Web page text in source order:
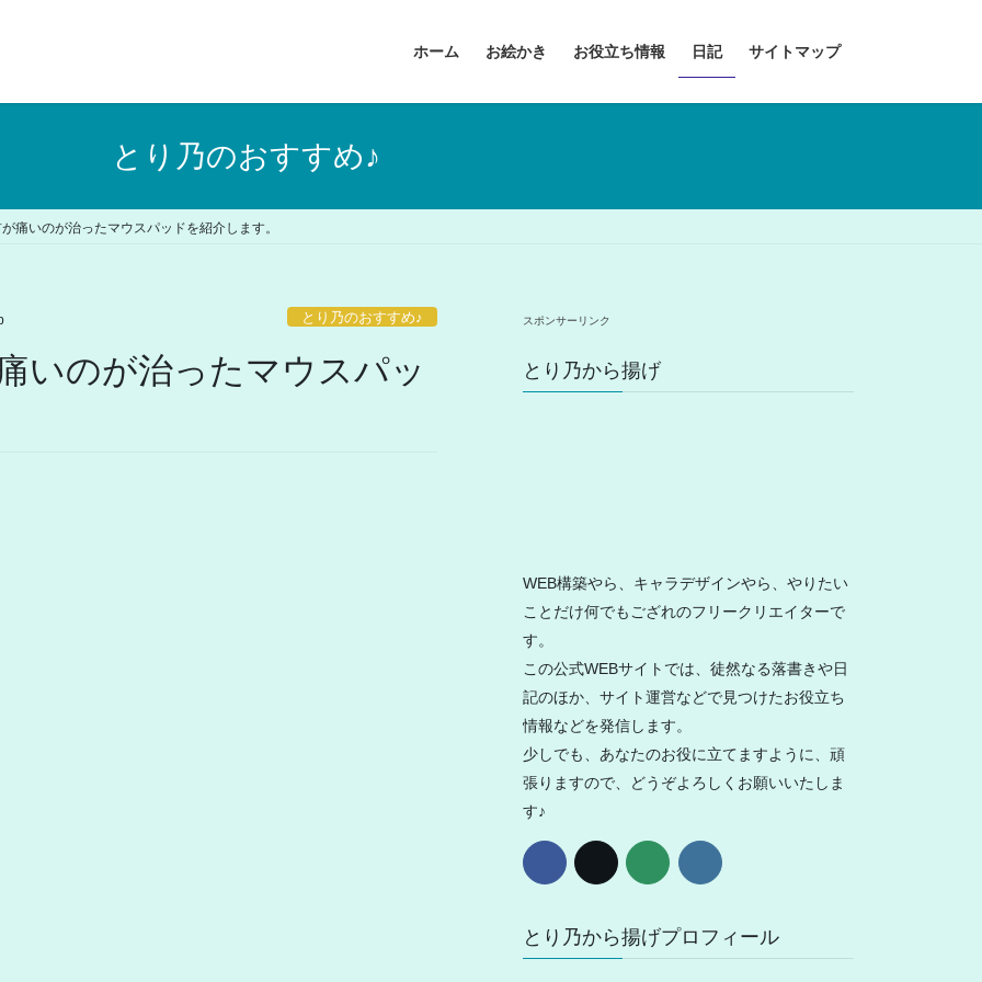
ホーム お絵かき お役立ち情報 日記 サイトマップ
とり乃のおすすめ♪
痛いのが治ったマウスパッドを紹介します。
とり乃のおすすめ♪
いのが治ったマウスパッ
スポンサーリンク
とり乃から揚げ
WEB構築やら、キャラデザインやら、やりたい
ことだけ何でもござれのフリークリエイターで
す。
この公式WEBサイトでは、徒然なる落書きや日
記のほか、サイト運営などで見つけたお役立ち
情報などを発信します。
少しでも、あなたのお役に立てますように、頑
張りますので、どうぞよろしくお願いいたしま
す♪
とり乃から揚げプロフィール